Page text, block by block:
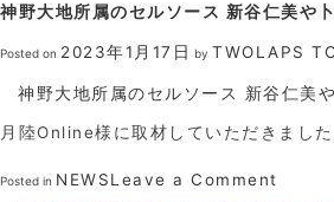
神野大地所属のセルソース 新谷仁美や
Posted on 2023年1月17日 by TWOLAPS TC
神野大地所属のセルソース 新谷仁美
月陸Online様に取材していただきました
Posted in NEWSLeave a Comment